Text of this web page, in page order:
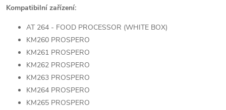
Kompatibilní zařízení:
AT 264 - FOOD PROCESSOR (WHITE BOX)
KM260 PROSPERO
KM261 PROSPERO
KM262 PROSPERO
KM263 PROSPERO
KM264 PROSPERO
KM265 PROSPERO